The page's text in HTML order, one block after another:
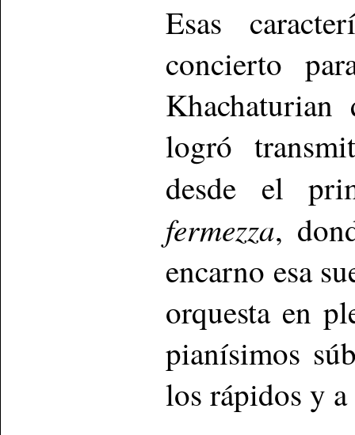
Esas
concierto
logró
desde el
fermezza,
encarno esa
orquesta en
pianísimos
los rápidos y